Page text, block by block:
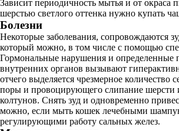
Зависит периодичность мытья и от окраса
шерстью светлого оттенка нужно купать
Болезни
Некоторые заболевания, сопровождаются
который можно, в том числе с помощью
Гормональные нарушения и определенные
внутренних органов вызывают
отчего выделяется чрезмерное количество
поры и провоцирующего слипание шерсти
колтунов. Снять зуд и одновременно
можно, если мыть кошек лечебными
регулирующими работу сальных желез.